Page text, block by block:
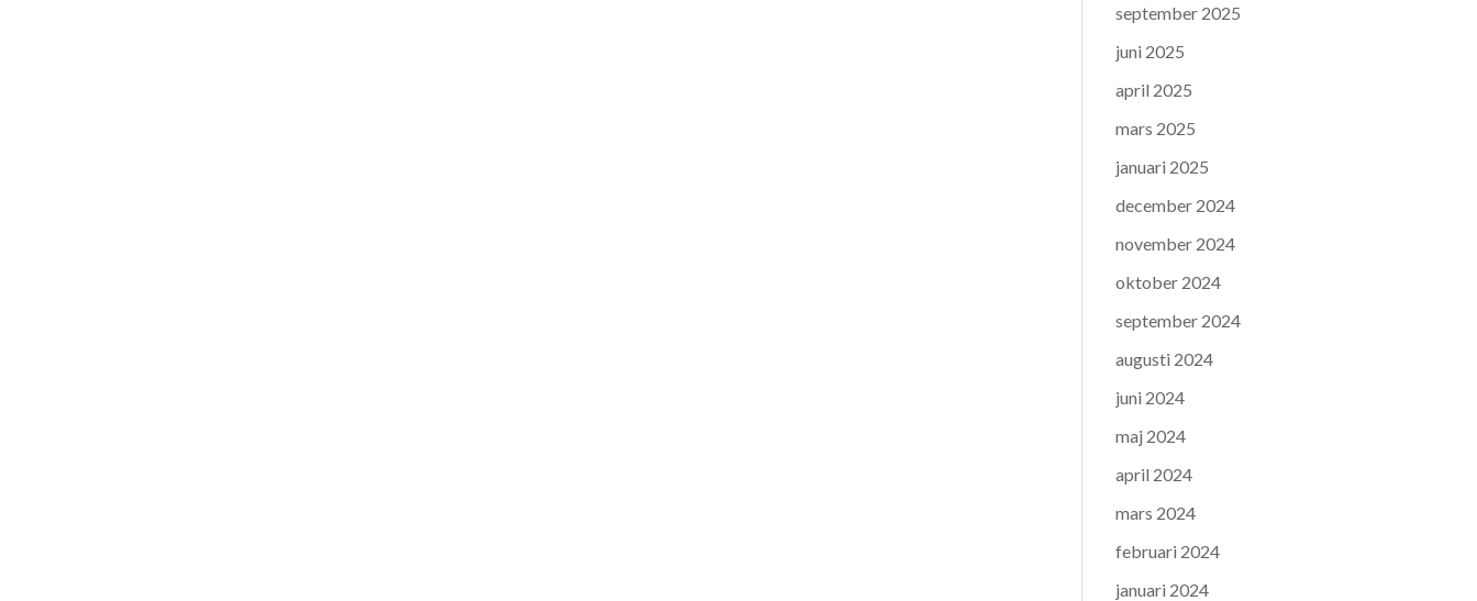
september 2025
juni 2025
april 2025
mars 2025
januari 2025
december 2024
november 2024
oktober 2024
september 2024
augusti 2024
juni 2024
maj 2024
april 2024
mars 2024
februari 2024
januari 2024